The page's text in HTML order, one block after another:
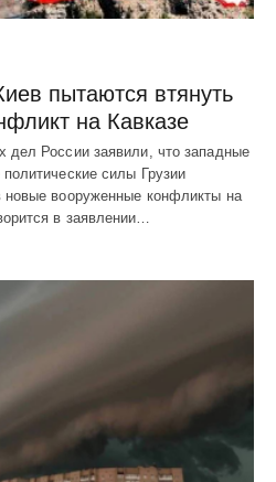
пытаются втянуть
на Кавказе
дел России заявили, что западные
силы Грузии
новые вооруженные конфликты на
в заявлении…